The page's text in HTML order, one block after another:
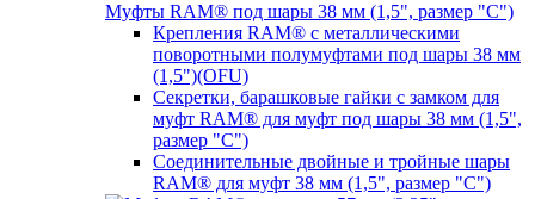
Муфты RAM® под шары 38 мм (1,5", размер "C")
Крепления RAM® с металлическими
поворотными полумуфтами под шары 38 мм
(1,5")(OFU)
Секретки, барашковые гайки с замком для
муфт RAM® для муфт под шары 38 мм (1,5",
размер "C")
Соединительные двойные и тройные шары
RAM® для муфт 38 мм (1,5", размер "C")